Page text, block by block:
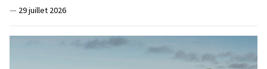
— 29 juillet 2026